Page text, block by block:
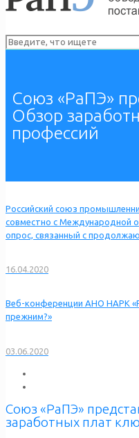
Союз «РаПЭ»
Обзор
профессий
Российский союз
совместно с Международной
опрос, связанный с
16.04.2020
Веб-конференции АНО НАРК
прежним?»
03.06.2020
Союз «РаПЭ»
заработных плат